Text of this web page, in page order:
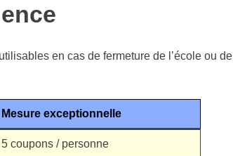
en cas de fermeture de l’école ou de
Mesure exceptionnelle
5 coupons / personne